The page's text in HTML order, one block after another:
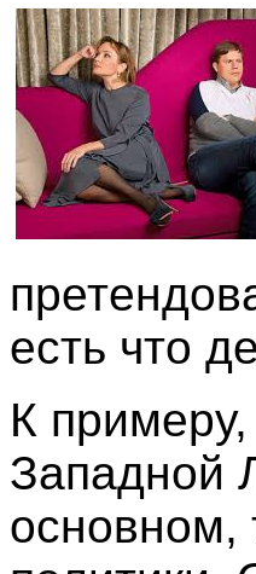
есть что
К
Западной
основном,